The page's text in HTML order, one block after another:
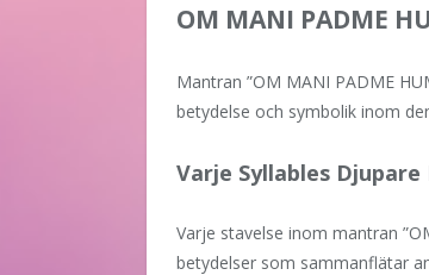
OM MANI PADME
Mantran ”OM MANI PADME
betydelse och symbolik inom
Varje Syllables Djupare
Varje stavelse inom mantran
betydelser som sammanflätar